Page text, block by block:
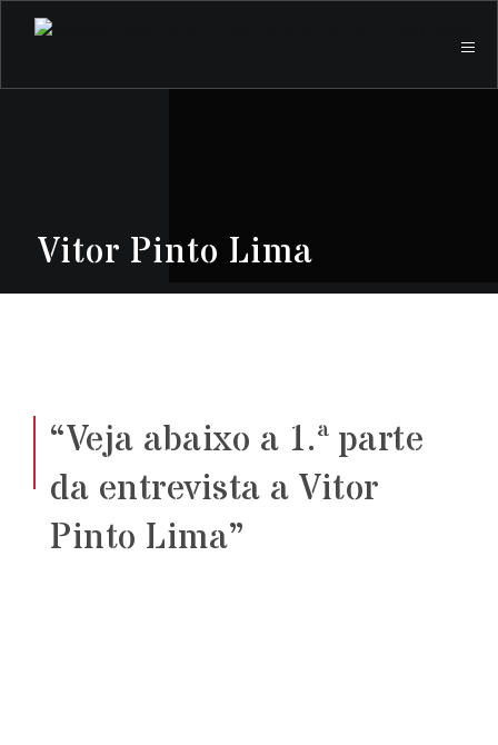
Vitor Pinto Lima
“Veja abaixo a 1.ª parte
da entrevista a Vitor
Pinto Lima”